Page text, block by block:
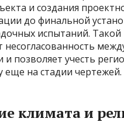
и создания
до финальной
испытаний. Такой
несогласованность
и позволяет учесть
еще на стадии чертежей.
климата и